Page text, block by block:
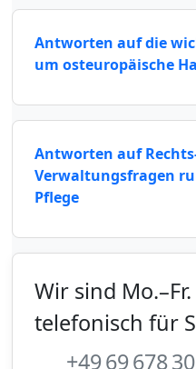
Antworten auf die
um osteuropäische
Antworten auf
Verwaltungsfragen
Pflege
Wir sind
telefonisch für
+49 69 678